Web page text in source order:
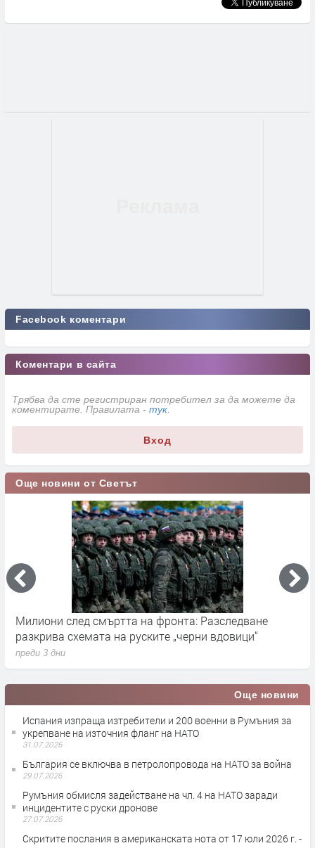
Facebook коментари
Коментари в сайта
Трябва да сте регистриран потребител за да можете да
коментирате. Правилата - тук
Вход
Още новини от Светът
Германските служби разследват руски опити за
влияние върху местния вот през септември
преди 3 дни
Още новини
Испания изпраща изтребители и 200 военни в Румъния за
укрепване на източния фланг на НАТО
31.07.2026
България се включва в петролопровода на НАТО за война
29.07.2026
Румъния обмисля задействане на чл. 4 на НАТО заради
инцидентите с руски дронове
27.07.2026
Скритите послания в американската нота от 17 юли 2026 г. -